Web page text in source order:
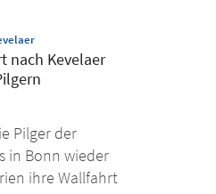
:
nach Kevelaer
Pilger der
in Bonn wieder
ihre Wallfahrt